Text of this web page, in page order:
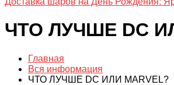
ЧТО ЛУЧШЕ DC
Главная
Вся информация
ЧТО ЛУЧШЕ DC ИЛИ MARVEL?